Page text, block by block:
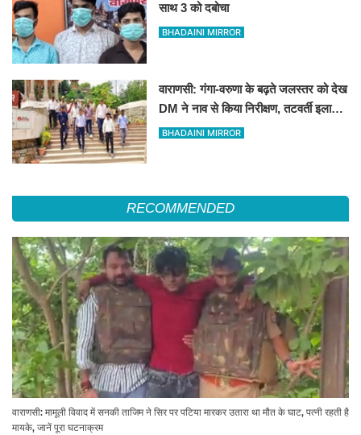
साथ 3 को दबोचा
BHADAINI MIRROR
वाराणसी: गंगा-वरुणा के बढ़ते जलस्तर को देख
DM ने नाव से किया निरीक्षण, तटवर्ती इलाकों
के लिए अलर्ट जारी
BHADAINI MIRROR
RECOMMENDED
वाराणसी: मामूली विवाद में सनकी ताजिम ने सिर पर पटिया मारकर उतारा था मौत के घाट, पत्नी रहती है
मायके, जानें पूरा घटनाक्रम